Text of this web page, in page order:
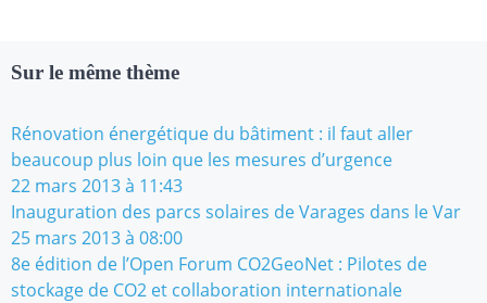
Sur le même thème
Rénovation énergétique du bâtiment : il faut aller
beaucoup plus loin que les mesures d’urgence
22 mars 2013 à 11:43
Inauguration des parcs solaires de Varages dans le Var
25 mars 2013 à 08:00
8e édition de l’Open Forum CO2GeoNet : Pilotes de
stockage de CO2 et collaboration internationale